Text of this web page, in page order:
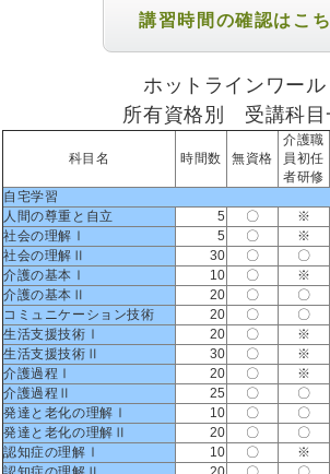
講習時間の確認はこ
ホットラインワール
所有資格別 受講科目
科目名 時間数 無資格
介護職
員初任
者研修
自宅学習
人間の尊重と自立
5 〇 ※
社会の理解Ⅰ 5 〇 ※
社会の理解Ⅱ
30 〇 〇
介護の基本Ⅰ
10 〇 ※
介護の基本Ⅱ
20 〇 〇
コミュニケーション技術
20 〇 〇
生活支援技術Ⅰ
20 〇 ※
生活支援技術Ⅱ
30 〇 ※
介護過程Ⅰ
20 〇 ※
介護過程Ⅱ
25 〇 〇
発達と老化の理解Ⅰ
10 〇 〇
発達と老化の理解Ⅱ
20 〇 〇
認知症の理解Ⅰ
10 〇 ※